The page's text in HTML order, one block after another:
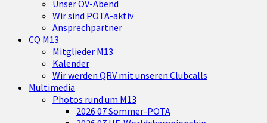
Unser OV-Abend
Wir sind POTA-aktiv
Ansprechpartner
CQ M13
Mitglieder M13
Kalender
Wir werden QRV mit unseren Clubcalls
Multimedia
Photos rund um M13
2026 07 Sommer-POTA